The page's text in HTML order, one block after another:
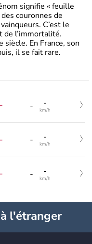
signifie « feuille
couronnes de
C’est le
de l’immortalité.
En France, son
il se fait rare.
- - -
km/h
- - -
km/h
- - -
km/h
l'étranger